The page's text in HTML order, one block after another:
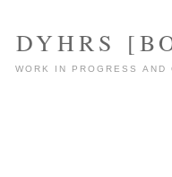
DYHRS
WORK IN PROGRESS AND